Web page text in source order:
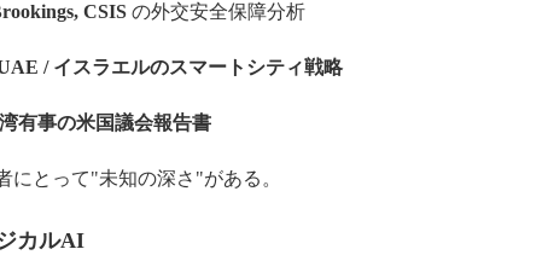
CSIS の外交安全保障分析
/ イスラエルのスマートシティ戦略
有事の米国議会報告書
とって"未知の深さ"がある。
カルAI